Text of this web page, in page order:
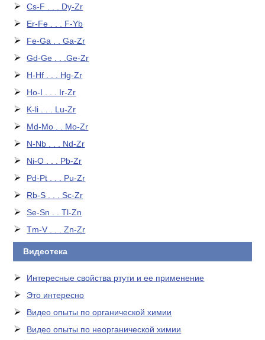
Cs-F . . . Dy-Zr
Er-Fe . . . F-Yb
Fe-Ga . . Ga-Zr
Gd-Ge . . .Ge-Zr
H-Hf . . . Hg-Zr
Ho-I . . . Ir-Zr
K-li . . . Lu-Zr
Md-Mo . . Mo-Zr
N-Nb . . . Nd-Zr
Ni-O . . . Pb-Zr
Pd-Pt . . . Pu-Zr
Rb-S . . . Sc-Zr
Se-Sn . . Tl-Zn
Tm-V . . . Zn-Zr
Видеотека
Интересные свойства ртути и ее применение
Это интересно
Видео опыты по органической химии
Видео опыты по неорганической химии